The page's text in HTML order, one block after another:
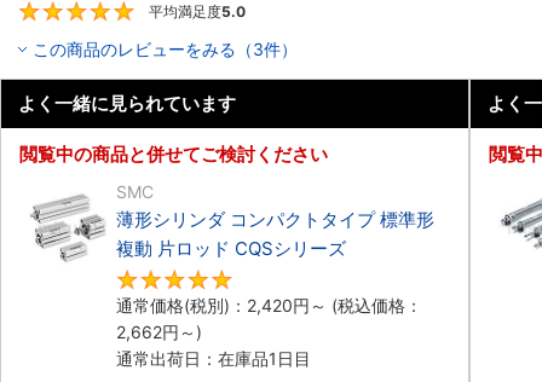
平均満足度5.0
この商品のレビューをみる（3件）
よく一緒に見られています
閲覧中の商品と併せてご検討ください
SMC
薄形シリンダ コンパクトタイプ 標準形
複動 片ロッド CQSシリーズ
通常価格(税別)： 2,420円 ～ (税込価格：
2,662円 ～)
通常出荷日：在庫品1日目
よく
閲覧